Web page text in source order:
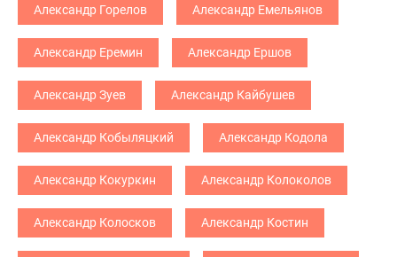
Александр Горелов Александр Емельянов
Александр Еремин Александр Ершов
Александр Зуев Александр Кайбушев
Александр Кобыляцкий Александр Кодола
Александр Кокуркин Александр Колоколов
Александр Колосков Александр Костин